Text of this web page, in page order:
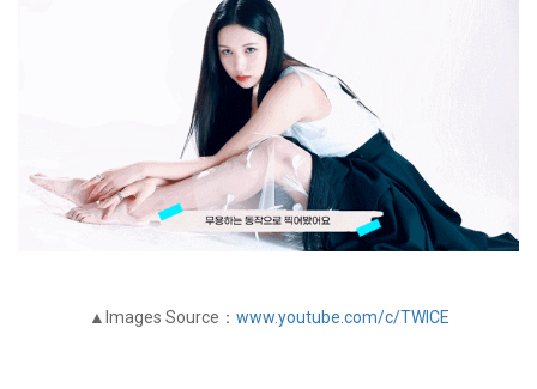
▲Images Source： www.youtube.com/c/TWICE